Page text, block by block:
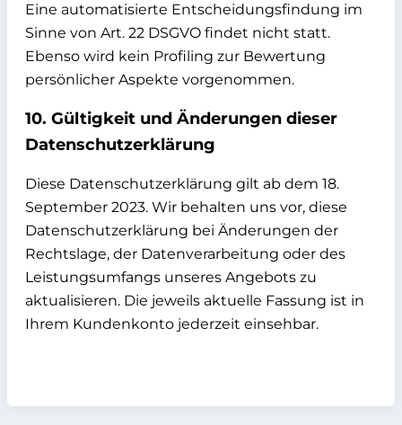
Eine automatisierte Entscheidungsfindung im
Sinne von Art. 22 DSGVO findet nicht statt.
Ebenso wird kein Profiling zur Bewertung
persönlicher Aspekte vorgenommen.
10. Gültigkeit und Änderungen dieser
Datenschutzerklärung
Diese Datenschutzerklärung gilt ab dem 18.
September 2023. Wir behalten uns vor, diese
Datenschutzerklärung bei Änderungen der
Rechtslage, der Datenverarbeitung oder des
Leistungsumfangs unseres Angebots zu
aktualisieren. Die jeweils aktuelle Fassung ist in
Ihrem Kundenkonto jederzeit einsehbar.